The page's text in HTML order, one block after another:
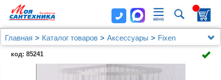
Главная Каталог товаров Аксессуары
Fixen
Полка Fixsen FX-858-3 3-ярусная, угловая
код: 85241